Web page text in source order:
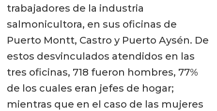
trabajadores de la industria
salmonicultora, en sus oficinas de
Puerto Montt, Castro y Puerto Aysén. De
estos desvinculados atendidos en las
tres oficinas, 718 fueron hombres, 77%
de los cuales eran jefes de hogar;
mientras que en el caso de las mujeres